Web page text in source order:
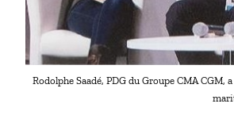
Rodolphe Saadé, PDG du Groupe CMA